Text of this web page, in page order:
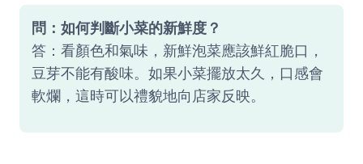
問：如何判斷小菜的新鮮度？
答：看顏色和氣味，新鮮泡菜應該鮮紅脆口，
豆芽不能有酸味。如果小菜擺放太久，口感會
軟爛，這時可以禮貌地向店家反映。